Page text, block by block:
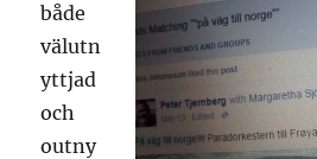
både
välutn
yttjad
och
outny